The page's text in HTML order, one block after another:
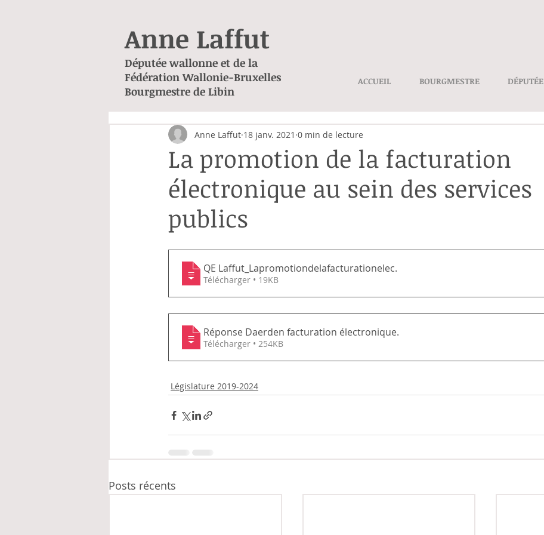
Anne Laffut
Députée wallonne et de la
Fédération Wallonie-Bruxelles
Bourgmestre de Libin
ACCUEIL BOURGMESTRE DÉPUTÉE
La promotion de la facturation
électronique au sein des services
publics
Anne Laffut 18 janv. 2021 0 min de lecture
QE Laffut_Lapromotiondelafacturationelec.
Télécharger • 19KB
Réponse Daerden facturation électronique.
Télécharger • 254KB
Législature 2019-2024
Posts récents